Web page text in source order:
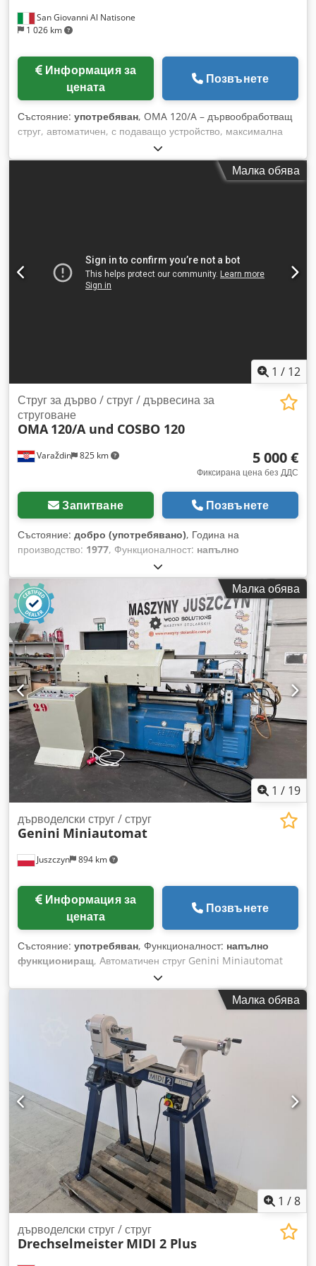
San Giovanni Al Natisone
1 026 km
Информация за
цената
Позвънете
Състояние: употребяван, OMA 120/A – дървообработващ
струг, автоматичен, с подаващо устройство, максимална
дължина на обработвания детайл 1200 мм. Djdpfx
Aljyhgqds Nock Габаритни размери: 230 x 160 x 150 см.
Малка обява
1 / 12
Varaždin 825 km
Струг за дърво / струг / дървесина за
струговане
OMA 120/A und COSBO 120
5 000 €
Фиксирана цена без ДДС
Запитване Позвънете
Състояние: добро (употребявано), Година на
производство: 1977, Функционалност: напълно
, номер на машина/превозно средство:
090977 / 280777, Шлайфмашина за дърво, марка Oma,
модел 120/A, сериен номер 090977, употребявана.
Dcedpfx Ajzkqxvol Njk Шлайфмашина за дърво, марка
Oma, модел Cosbo 120, сериен номер 280777,
употребявана.
Малка обява
1 / 19
Juszczyn 894 km
дърводелски струг / струг
Genini Miniautomat
Информация за
цената
Позвънете
Състояние: употребяван, Функционалност: напълно
функциониращ, Автоматичен струг Genini Miniautomat
Автоматичен струг за обработка на заготовки Хидравлична
помпа с мощност 1,5 kW Максимална дължина на
заготовката: 950 мм Максимална дължина на обработка:
120 мм Максимален диаметър на обработка: 80 мм Два
опори с профилиращи ножове 1 преден шпиндел за
пробиване или предно профилиране Dcedpszgc Rcofx Al
Nsk 1 груб режещ нож Тегло на машината: приблизително
1800 кг CE сертификат
Малка обява
1 /8
дърводелски струг / струг
Drechselmeister MIDI 2 Plus